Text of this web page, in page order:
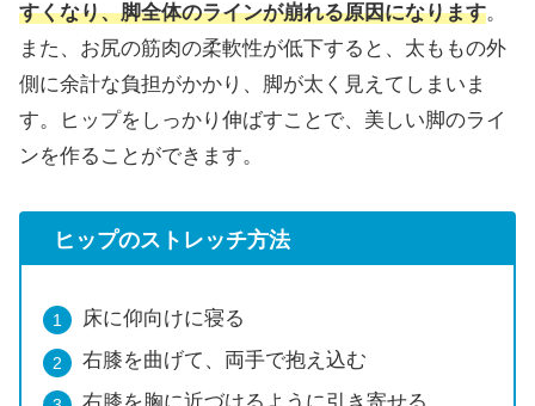
すくなり、脚全体のラインが崩れる原因になります。
また、お尻の筋肉の柔軟性が低下すると、太ももの外
側に余計な負担がかかり、脚が太く見えてしまいま
す。ヒップをしっかり伸ばすことで、美しい脚のライ
ンを作ることができます。
ヒップのストレッチ方法
床に仰向けに寝る
右膝を曲げて、両手で抱え込む